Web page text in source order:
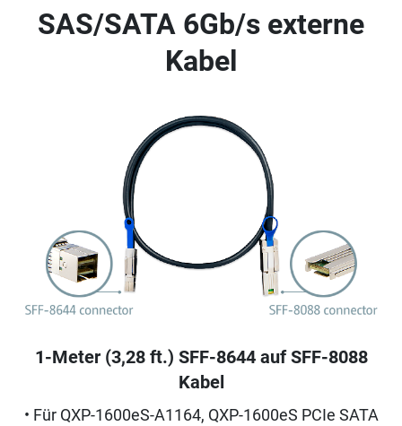
SAS/SATA 6Gb/s externe
Kabel
1-Meter (3,28 ft.) SFF-8644 auf SFF-8088
Kabel
• Für QXP-1600eS-A1164, QXP-1600eS PCIe SATA